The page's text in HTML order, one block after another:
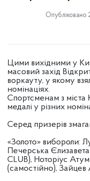
Опубліковано
Цими вихідними у
масовий захід
воркауту, у якому
номінаціях.
Спортсменам з міста
медалі у різних
Серед призерів
«Золото» вибороли:
Печерська
CLUB), Ноторіус
(самостійно), Зайцев